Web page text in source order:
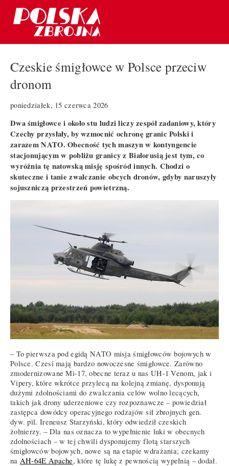
Czeskie śmigłowce w Polsce przeciw
dronom
poniedziałek, 15 czerwca 2026
Dwa śmigłowce i około stu ludzi liczy zespół zadaniowy, który
Czechy przysłały, by wzmocnić ochronę granic Polski i
zarazem NATO. Obecność tych maszyn w kontyngencie
stacjonującym w pobliżu granicy z Białorusią jest tym, co
wyróżnia tę natowską misję spośród innych. Chodzi o
skuteczne i tanie zwalczanie obcych dronów, gdyby naruszyły
sojuszniczą przestrzeń powietrzną.
– To pierwsza pod egidą NATO misja śmigłowców bojowych w
Polsce. Czesi mają bardzo nowoczesne śmigłowce. Zarówno
zmodernizowane Mi-17, obecne teraz u nas UH-1 Venom, jak i
Vipery, które wkrótce przylecą na kolejną zmianę, dysponują
dużymi zdolnościami do zwalczania celów wolno lecących,
takich jak drony uderzeniowe czy rozpoznawcze – powiedział
zastępca dowódcy operacyjnego rodzajów sił zbrojnych gen.
dyw. pil. Ireneusz Starzyński, który odwiedził czeskich
żołnierzy. – Dla nas oznacza to wypełnienie luki w obecnych
zdolnościach – w tej chwili dysponujemy flotą starszych
śmigłowców bojowych, nowe są na etapie wdrażania; czekamy
na AH-64E Apache, które tę lukę z pewnością wypełnią – dodał.